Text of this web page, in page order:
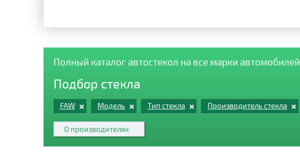
Полный каталог автостекол на все марки автомобилей
Подбор стекла
FAW Модель Тип стекла Производитель стекла
О производителях